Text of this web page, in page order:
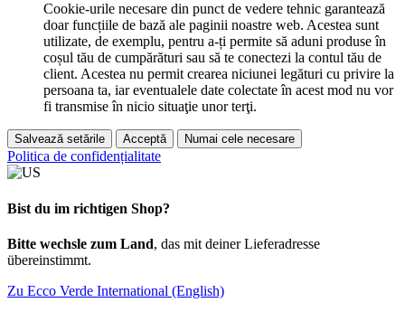
Cookie-urile necesare din punct de vedere tehnic garantează
doar funcțiile de bază ale paginii noastre web. Acestea sunt
utilizate, de exemplu, pentru a-ți permite să aduni produse în
coșul tău de cumpărături sau să te conectezi la contul tău de
client. Acestea nu permit crearea niciunei legături cu privire la
persoana ta, iar eventualele date colectate în acest mod nu vor
fi transmise în nicio situaţie unor terţi.
Salvează setările Acceptă Numai cele necesare
Politica de confidențialitate
Bist du im richtigen Shop?
Bitte wechsle zum Land, das mit deiner Lieferadresse
übereinstimmt.
Zu Ecco Verde International (English)